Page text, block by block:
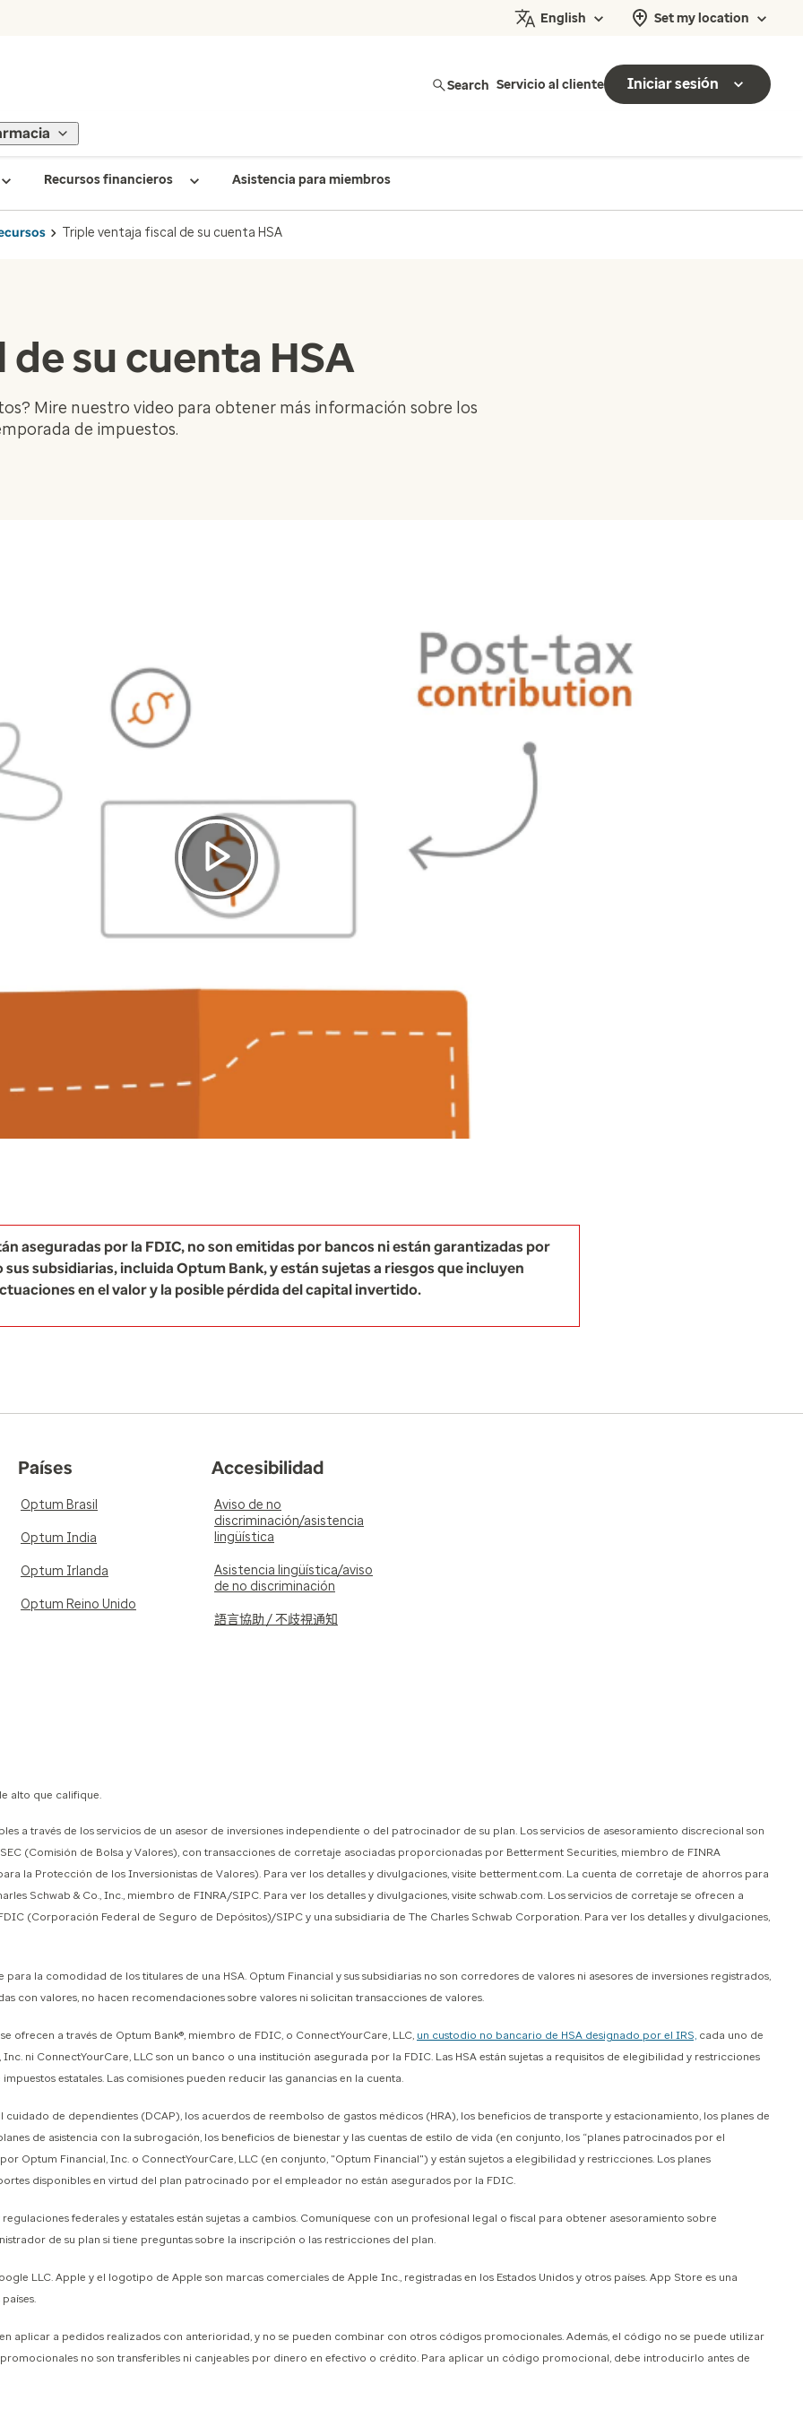
English Set my location
Search Servicio al cliente Iniciar sesión
Recursos financieros Asistencia para miembros
Triple ventaja fiscal de su cuenta HSA
su cuenta HSA
Mire nuestro video para obtener más información sobre los
de impuestos.
Play
Video
aseguradas por la FDIC, no son emitidas por bancos ni están garantizadas por
subsidiarias, incluida Optum Bank, y están sujetas a riesgos que incluyen
en el valor y la posible pérdida del capital invertido.
Países
Optum Brasil
Optum India
Optum Irlanda
Optum Reino Unido
Accesibilidad
Aviso de no
discriminación/asistencia
lingüística
Asistencia lingüística/aviso
de no discriminación
語言協助 / 不歧視通知
alto que califique.
a través de los servicios de un asesor de inversiones independiente o del patrocinador de su plan. Los servicios de asesoramiento discrecional son
(Comisión de Bolsa y Valores), con transacciones de corretaje asociadas proporcionadas por Betterment Securities, miembro de FINRA
la Protección de los Inversionistas de Valores). Para ver los detalles y divulgaciones, visite betterment.com. La cuenta de corretaje de ahorros para
Schwab & Co., Inc., miembro de FINRA/SIPC. Para ver los detalles y divulgaciones, visite schwab.com. Los servicios de corretaje se ofrecen a
(Corporación Federal de Seguro de Depósitos)/SIPC y una subsidiaria de The Charles Schwab Corporation. Para ver los detalles y divulgaciones,
la comodidad de los titulares de una HSA. Optum Financial y sus subsidiarias no son corredores de valores ni asesores de inversiones registrados,
con valores, no hacen recomendaciones sobre valores ni solicitan transacciones de valores.
ofrecen a través de Optum Bank®, miembro de FDIC, o ConnectYourCare, LLC, un custodio no bancario de HSA designado por el IRS, cada uno de
ni ConnectYourCare, LLC son un banco o una institución asegurada por la FDIC. Las HSA están sujetas a requisitos de elegibilidad y restricciones
estatales. Las comisiones pueden reducir las ganancias en la cuenta.
cuidado de dependientes (DCAP), los acuerdos de reembolso de gastos médicos (HRA), los beneficios de transporte y estacionamiento, los planes de
de asistencia con la subrogación, los beneficios de bienestar y las cuentas de estilo de vida (en conjunto, los “planes patrocinados por el
Optum Financial, Inc. o ConnectYourCare, LLC (en conjunto, "Optum Financial") y están sujetos a elegibilidad y restricciones. Los planes
disponibles en virtud del plan patrocinado por el empleador no están asegurados por la FDIC.
federales y estatales están sujetas a cambios. Comuníquese con un profesional legal o fiscal para obtener asesoramiento sobre
de su plan si tiene preguntas sobre la inscripción o las restricciones del plan.
LLC. Apple y el logotipo de Apple son marcas comerciales de Apple Inc., registradas en los Estados Unidos y otros países. App Store es una
aplicar a pedidos realizados con anterioridad, y no se pueden combinar con otros códigos promocionales. Además, el código no se puede utilizar
no son transferibles ni canjeables por dinero en efectivo o crédito. Para aplicar un código promocional, debe introducirlo antes de